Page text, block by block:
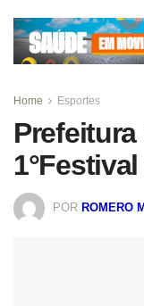
Home Esportes
POR ROMERO